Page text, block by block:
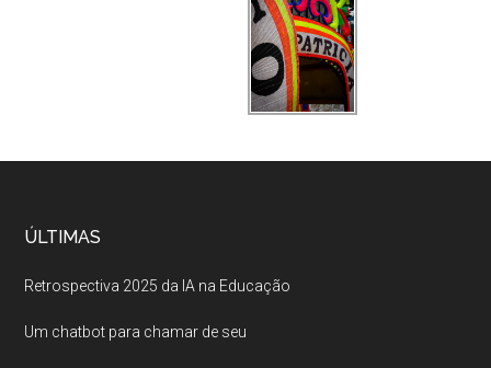
ÚLTIMAS
Retrospectiva 2025 da IA na Educação
Um chatbot para chamar de seu